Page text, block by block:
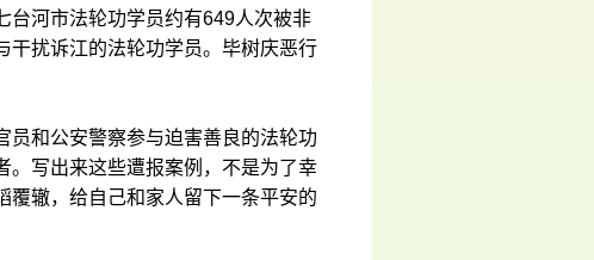
台河市法轮功学员约有649人次被非
干扰诉江的法轮功学员。毕树庆恶行
员和公安警察参与迫害善良的法轮功
。写出来这些遭报案例，不是为了幸
覆辙，给自己和家人留下一条平安的